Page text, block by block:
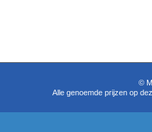
©
Alle genoemde prijzen op